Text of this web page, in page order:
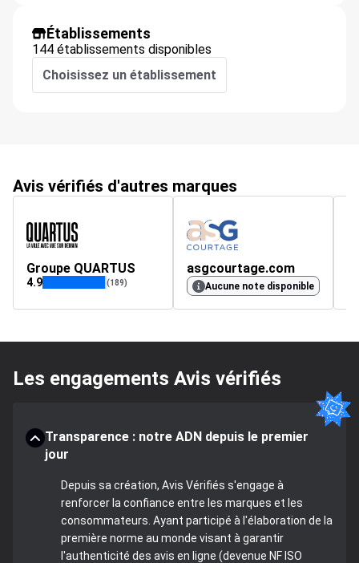
Établissements
144 établissements disponibles
Choisissez un établissement
Avis vérifiés d'autres marques
Groupe QUARTUS
4.9 (189)
asgcourtage.com
Aucune note disponible
Les engagements Avis vérifiés
Transparence : notre ADN depuis le premier
jour
Depuis sa création, Avis Vérifiés s'engage à
renforcer la confiance entre les marques et les
consommateurs. Ayant participé à l'élaboration de la
première norme au monde visant à garantir
l'authenticité des avis en ligne (devenue NF ISO